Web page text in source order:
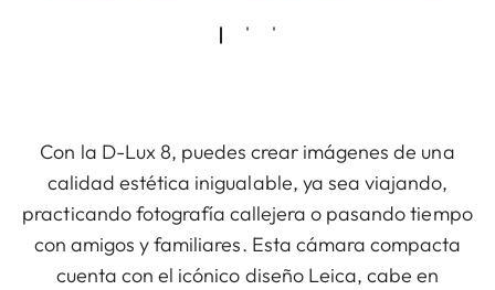
Con la D-Lux 8, puedes crear imágenes de una
calidad estética inigualable, ya sea viajando,
practicando fotografía callejera o pasando tiempo
con amigos y familiares. Esta cámara compacta
cuenta con el icónico diseño Leica, cabe en